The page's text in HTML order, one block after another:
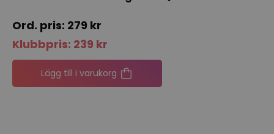
279 kr
Klubbpris: 239 kr
Lägg till i varukorg